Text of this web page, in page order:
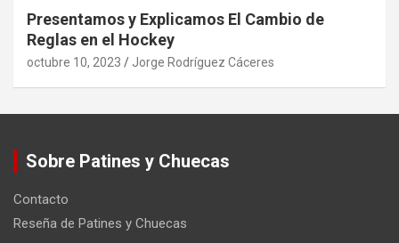
Presentamos y Explicamos El Cambio de
Reglas en el Hockey
octubre 10, 2023 Jorge Rodríguez Cáceres
Sobre Patines y Chuecas
Contacto
Reseña de Patines y Chuecas